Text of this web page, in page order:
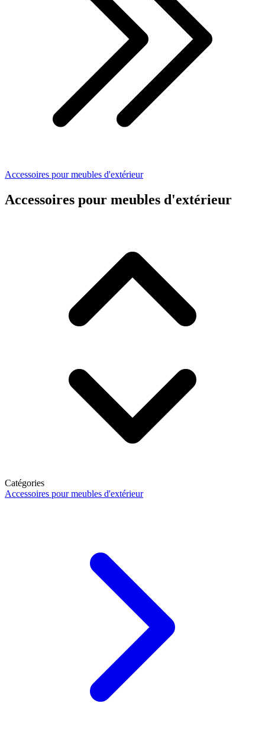
Accessoires pour meubles d'extérieur
Accessoires pour meubles d'extérieur
Catégories
Accessoires pour meubles d'extérieur